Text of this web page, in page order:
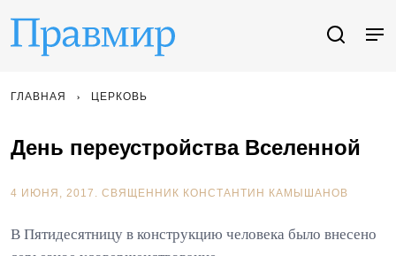
ГЛАВНАЯ ЦЕРКОВЬ
День переустройства Вселенной
4 ИЮНЯ, 2017. СВЯЩЕННИК КОНСТАНТИН КАМЫШАНОВ
В Пятидесятницу в конструкцию человека было внесено